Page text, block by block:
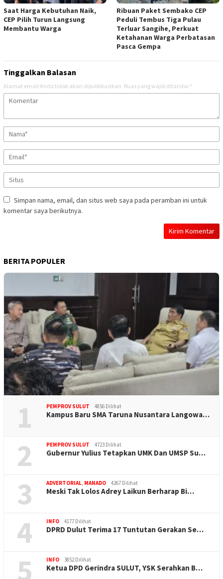
Saat Harga Kebutuhan Naik,
CEP Pilih Turun Langsung
Membantu Warga
Ribuan Paket Sembako CEP
Peduli Tembus Tiga Pulau
Terluar Sangihe, Perkuat
Ketahanan Warga Perbatasan
Pasca Gempa
Tinggalkan Balasan
Alamat email Anda tidak akan dipublikasikan. Ruas yang wajib ditandai *
Simpan nama, email, dan situs web saya pada peramban ini untuk
komentar saya berikutnya.
BERITA POPULER
1 PEMPROV SULUT 4856 Dilihat
Kampus Baru SMA Taruna Nusantara Langowa…
2 PEMPROV SULUT 4723 Dilihat
Gubernur Yulius Tetapkan UMK Dan UMSP Su…
3 ADVERTORIAL, MANADO 4267 Dilihat
Meski Tak Lolos Adrey Laikun Berharap Bi…
4 INFO 4177 Dilihat
DPRD Dulut Terima 17 Tuntutan Gerakan Se…
5 INFO 3852 Dilihat
Ketua DPD Gerindra SULUT, YSK Serahkan B…